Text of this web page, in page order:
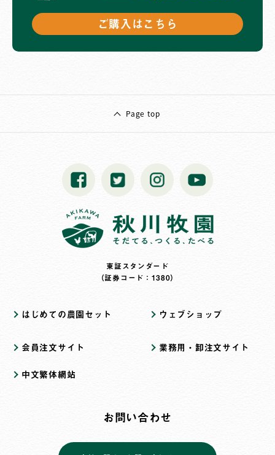
ご購入はこちら
Page top
東証スタンダード
（証券コード：1380）
はじめての農園セット ウェブショップ
会員注文サイト 業務用・卸注文サイト
中文繁体網站
お問い合わせ